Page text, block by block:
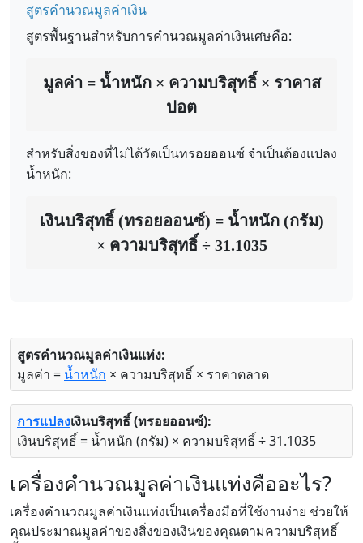
สูตรคำนวณมูลค่าเงิน
สูตรพื้นฐานสำหรับการคำนวณมูลค่าเงินเศษคือ:
มูลค่า = น้ำหนัก × ความบริสุทธิ์ × ราคาส
ปอต
สำหรับสิ่งของที่ไม่ได้วัดเป็นทรอยออนซ์ จำเป็นต้องแปลง
น้ำหนัก:
เงินบริสุทธิ์ (ทรอยออนซ์) = น้ำหนัก (กรัม)
× ความบริสุทธิ์ ÷ 31.1035
สูตรคำนวณมูลค่าเงินแท่ง:
มูลค่า = น้ำหนัก × ความบริสุทธิ์ × ราคาตลาด
การแปลงเงินบริสุทธิ์ (ทรอยออนซ์):
เงินบริสุทธิ์ = น้ำหนัก (กรัม) × ความบริสุทธิ์ ÷ 31.1035
เครื่องคำนวณมูลค่าเงินแท่งคืออะไร?
เครื่องคำนวณมูลค่าเงินแท่งเป็นเครื่องมือที่ใช้งานง่าย ช่วยให้
คุณประมาณมูลค่าของสิ่งของเงินของคุณตามความบริสุทธิ์